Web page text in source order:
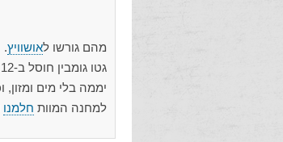
מהם גורשו לאושוויץ.
למחנה המוות חלמנו